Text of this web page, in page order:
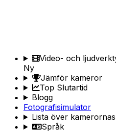
Video- och
Ny
Jämför kameror
Top Slutartid
Blogg
Fotografisimulator
Lista över
Språk